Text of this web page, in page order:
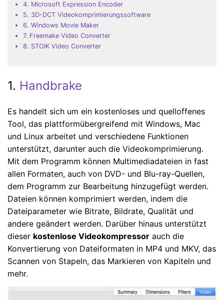
4. Microsoft Expression Encoder
5. 3D-DCT Videokomprimierungssoftware
6. Windows Movie Maker
7. Freemake Video Converter
8. STOIK Video Converter
1. Handbrake
Es handelt sich um ein kostenloses und quelloffenes
Tool, das plattformübergreifend mit Windows, Mac
und Linux arbeitet und verschiedene Funktionen
unterstützt, darunter auch die Videokomprimierung.
Mit dem Programm können Multimediadateien in fast
allen Formaten, auch von DVD- und Blu-ray-Quellen,
dem Programm zur Bearbeitung hinzugefügt werden.
Dateien können komprimiert werden, indem die
Dateiparameter wie Bitrate, Bildrate, Qualität und
andere geändert werden. Darüber hinaus unterstützt
dieser kostenlose Videokompressor auch die
Konvertierung von Dateiformaten in MP4 und MKV, das
Scannen von Stapeln, das Markieren von Kapiteln und
mehr.